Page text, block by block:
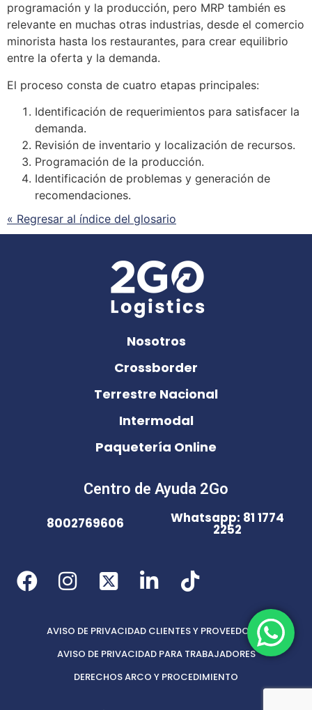
programación y la producción, pero MRP también es
relevante en muchas otras industrias, desde el comercio
minorista hasta los restaurantes, para crear equilibrio
entre la oferta y la demanda.
El proceso consta de cuatro etapas principales:
Identificación de requerimientos para satisfacer la
demanda.
Revisión de inventario y localización de recursos.
Programación de la producción.
Identificación de problemas y generación de
recomendaciones.
« Regresar al índice del glosario
Nosotros
Crossborder
Terrestre Nacional
Intermodal
Paquetería Online
Centro de Ayuda 2Go
8002769606 Whatsapp: 81 1774
2252
AVISO DE PRIVACIDAD CLIENTES Y PROVEEDORES
AVISO DE PRIVACIDAD PARA TRABAJADORES
DERECHOS ARCO Y PROCEDIMIENTO